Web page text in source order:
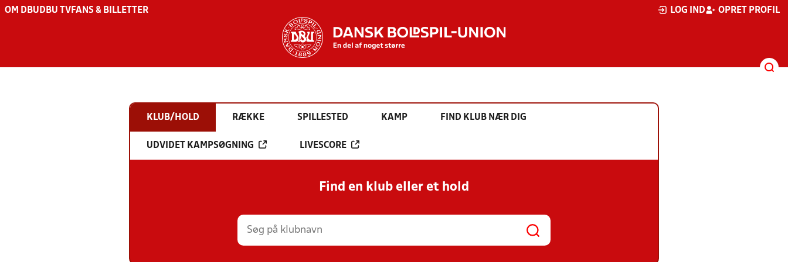
OM DBU DBU TV FANS & BILLETTER LOG IND OPRET PROFIL
KLUB/HOLD RÆKKE SPILLESTED KAMP FIND KLUB NÆR DIG
UDVIDET KAMPSØGNING LIVESCORE
Find en klub eller et hold